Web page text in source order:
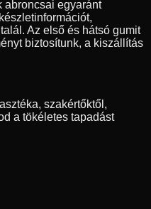
abroncsai egyaránt
Az első és hátsó gumit
biztosítunk, a kiszállítás
szakértőktől,
a tökéletes tapadást